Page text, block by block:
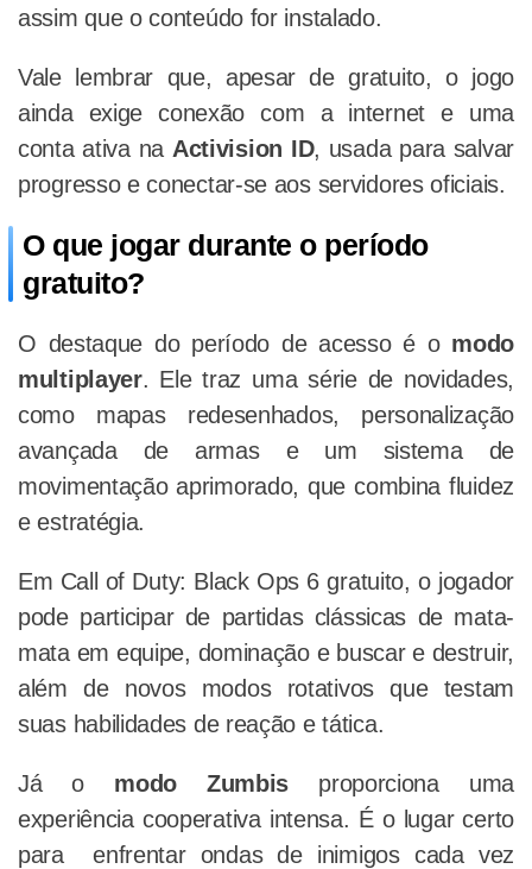
assim que o conteúdo for instalado.
Vale lembrar que, apesar de gratuito, o jogo
ainda exige conexão com a internet e uma
conta ativa na Activision ID, usada para salvar
progresso e conectar-se aos servidores oficiais.
O que jogar durante o período
gratuito?
O destaque do período de acesso é o modo
multiplayer. Ele traz uma série de novidades,
como mapas redesenhados, personalização
avançada de armas e um sistema de
movimentação aprimorado, que combina fluidez
e estratégia.
Em Call of Duty: Black Ops 6 gratuito, o jogador
pode participar de partidas clássicas de mata-
mata em equipe, dominação e buscar e destruir,
além de novos modos rotativos que testam
suas habilidades de reação e tática.
Já o modo Zumbis proporciona uma
experiência cooperativa intensa. É o lugar certo
para enfrentar ondas de inimigos cada vez